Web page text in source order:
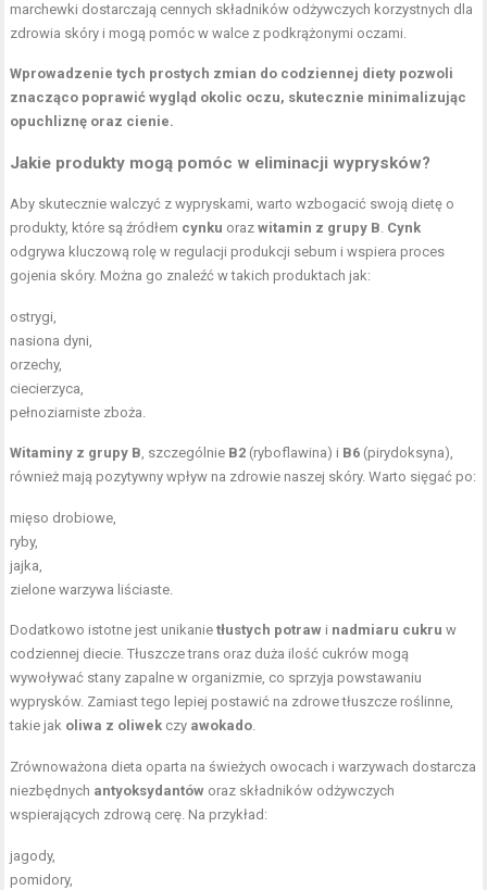
marchewki dostarczają cennych składników odżywczych korzystnych dla
zdrowia skóry i mogą pomóc w walce z podkrążonymi oczami.
Wprowadzenie tych prostych zmian do codziennej diety pozwoli
znacząco poprawić wygląd okolic oczu, skutecznie minimalizując
opuchliznę oraz cienie.
Jakie produkty mogą pomóc w eliminacji wyprysków?
Aby skutecznie walczyć z wypryskami, warto wzbogacić swoją dietę o
produkty, które są źródłem cynku orazwitamin z grupy B. Cynk
odgrywa kluczową rolę w regulacji produkcji sebum i wspiera proces
gojenia skóry. Można go znaleźć w takich produktach jak:
ostrygi,
nasiona dyni,
orzechy,
ciecierzyca,
pełnoziarniste zboża.
Witaminy z grupy B, szczególnie B2 (ryboflawina) i B6 (pirydoksyna),
również mają pozytywny wpływ na zdrowie naszej skóry. Warto sięgać po:
mięso drobiowe,
ryby,
jajka,
zielone warzywa liściaste.
Dodatkowo istotne jest unikanietłustych potraw i nadmiaru cukru w
codziennej diecie. Tłuszcze trans oraz duża ilość cukrów mogą
wywoływać stany zapalne w organizmie, co sprzyja powstawaniu
wyprysków. Zamiast tego lepiej postawić na zdrowe tłuszcze roślinne,
takie jak oliwa z oliwek czy awokado.
Zrównoważona dieta oparta na świeżych owocach i warzywach dostarcza
niezbędnych antyoksydantów oraz składników odżywczych
wspierających zdrową cerę. Na przykład:
jagody,
pomidory,